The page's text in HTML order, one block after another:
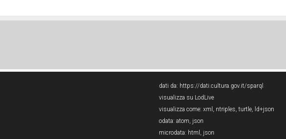
dati da: https://dati.cultura.gov.it/sparql
visualizza su LodLive
visualizza come: xml , ntriples, turtle, ld+json
odata: atom, json
microdata: html , json